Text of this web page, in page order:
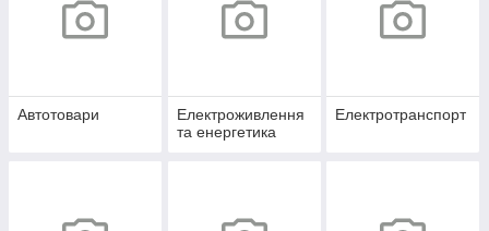
Автотовари
Електроживлення
та енергетика
Електротранспорт